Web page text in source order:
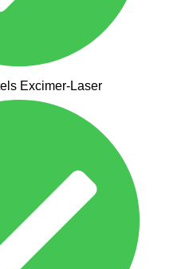
Excimer-Laser